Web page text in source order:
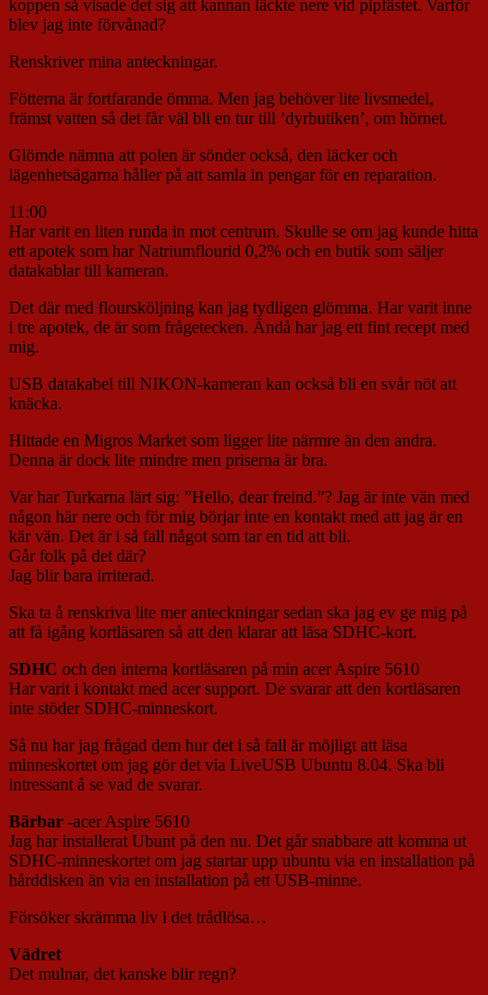
koppen så visade det sig att kannan läckte nere vid pipfästet. Varför
blev jag inte förvånad?
Renskriver mina anteckningar.
Fötterna är fortfarande ömma. Men jag behöver lite livsmedel,
främst vatten så det får väl bli en tur till ’dyrbutiken’, om hörnet.
Glömde nämna att polen är sönder också, den läcker och
lägenhetsägarna håller på att samla in pengar för en reparation.
11:00
Har varit en liten runda in mot centrum. Skulle se om jag kunde hitta
ett apotek som har Natriumflourid 0,2% och en butik som säljer
datakablar till kameran.
Det där med floursköljning kan jag tydligen glömma. Har varit inne
i tre apotek, de är som frågetecken. Ändå har jag ett fint recept med
mig.
USB datakabel till NIKON-kameran kan också bli en svår nöt att
knäcka.
Hittade en Migros Market som ligger lite närmre än den andra.
Denna är dock lite mindre men priserna är bra.
Var har Turkarna lärt sig: ”Hello, dear freind.”? Jag är inte vän med
någon här nere och för mig börjar inte en kontakt med att jag är en
kär vän. Det är i så fall något som tar en tid att bli.
Går folk på det där?
Jag blir bara irriterad.
Ska ta å renskriva lite mer anteckningar sedan ska jag ev ge mig på
att få igång kortläsaren så att den klarar att läsa SDHC-kort.
SDHC och den interna kortläsaren på min acer Aspire 5610
Har varit i kontakt med acer support. De svarar att den kortläsaren
inte stöder SDHC-minneskort.
Så nu har jag frågad dem hur det i så fall är möjligt att läsa
minneskortet om jag gör det via LiveUSB Ubuntu 8.04. Ska bli
intressant å se vad de svarar.
Bärbar -acer Aspire 5610
Jag har installerat Ubunt på den nu. Det går snabbare att komma ut
SDHC-minneskortet om jag startar upp ubuntu via en installation på
hårddisken än via en installation på ett USB-minne.
Försöker skrämma liv i det trådlösa…
Vädret
Det mulnar, det kanske blir regn?